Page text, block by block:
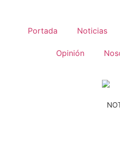
Portada Noticias
Opinión